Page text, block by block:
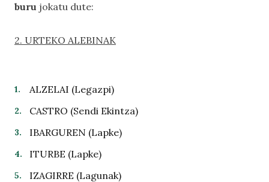
buru jokatu dute:
2. URTEKO ALEBINAK
ALZELAI (Legazpi)
CASTRO (Sendi Ekintza)
IBARGUREN (Lapke)
ITURBE (Lapke)
IZAGIRRE (Lagunak)